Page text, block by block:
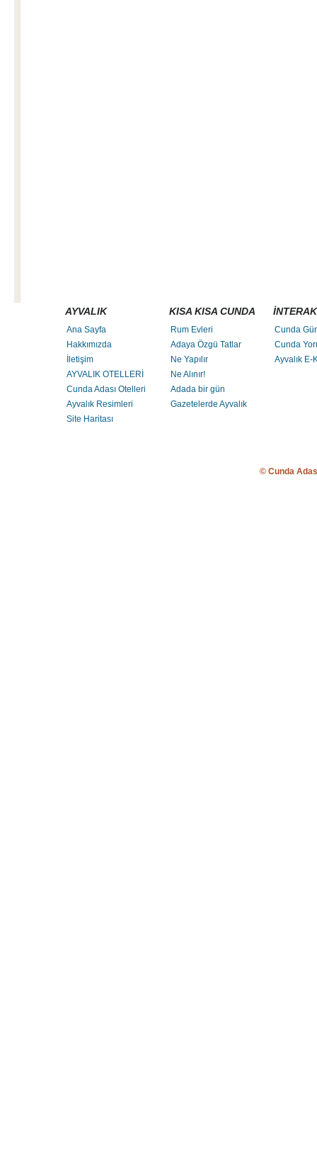
AYVALIK KISA KISA CUNDA
Ana Sayfa
Hakkımızda
İletişim
AYVALIK OTELLERİ
Cunda Adası Otelleri
Ayvalık Resimleri
Site Haritası
Rum Evleri
Adaya Özgü Tatlar
Ne Yapılır
Ne Alınır!
Adada bir gün
Gazetelerde Ayvalık
Cunda
Cunda
Ayvalık E-
© Cunda